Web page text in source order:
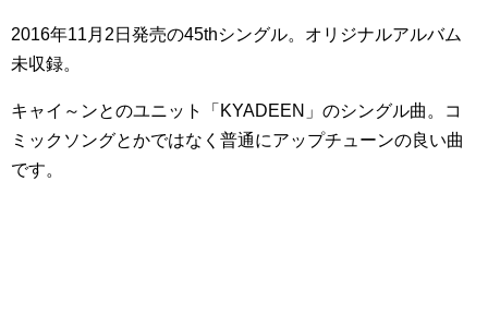
2016年11月2日発売の45thシングル。オリジナルアルバム
未収録。
キャイ～ンとのユニット「KYADEEN」のシングル曲。コ
ミックソングとかではなく普通にアップチューンの良い曲
です。